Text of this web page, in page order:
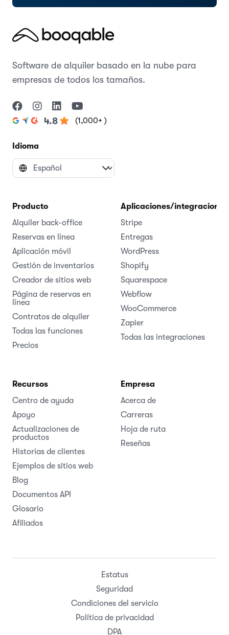
Software de alquiler basado en la nube para
empresas de todos los tamaños.
4.8 (1,000+ )
Idioma
Producto
Alquiler back-office
Reservas en línea
Aplicación móvil
Gestión de inventarios
Creador de sitios web
Página de reservas en
línea
Contratos de alquiler
Todas las funciones
Precios
Aplicaciones/integraciones
Stripe
Entregas
WordPress
Shopify
Squarespace
Webflow
WooCommerce
Zapier
Todas las integraciones
Recursos
Centro de ayuda
Apoyo
Actualizaciones de
productos
Historias de clientes
Ejemplos de sitios web
Blog
Documentos API
Glosario
Afiliados
Empresa
Acerca de
Carreras
Hoja de ruta
Reseñas
Estatus
Seguridad
Condiciones del servicio
Política de privacidad
DPA